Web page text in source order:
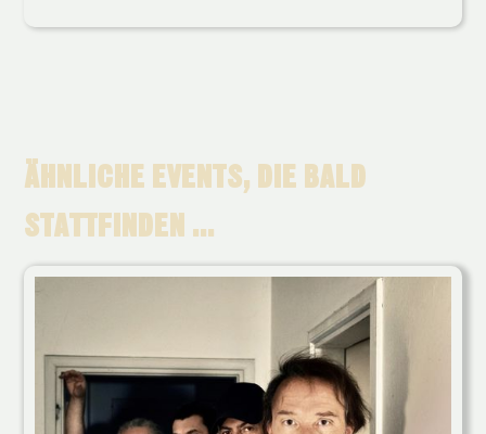
ÄHNLICHE EVENTS, DIE BALD
STATTFINDEN ...